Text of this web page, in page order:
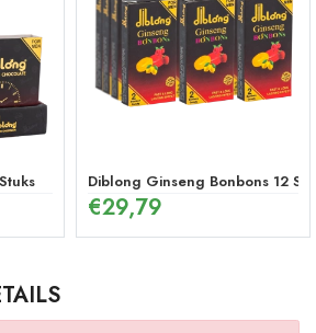
Diblong Ginseng Bonbons 12
€29,79